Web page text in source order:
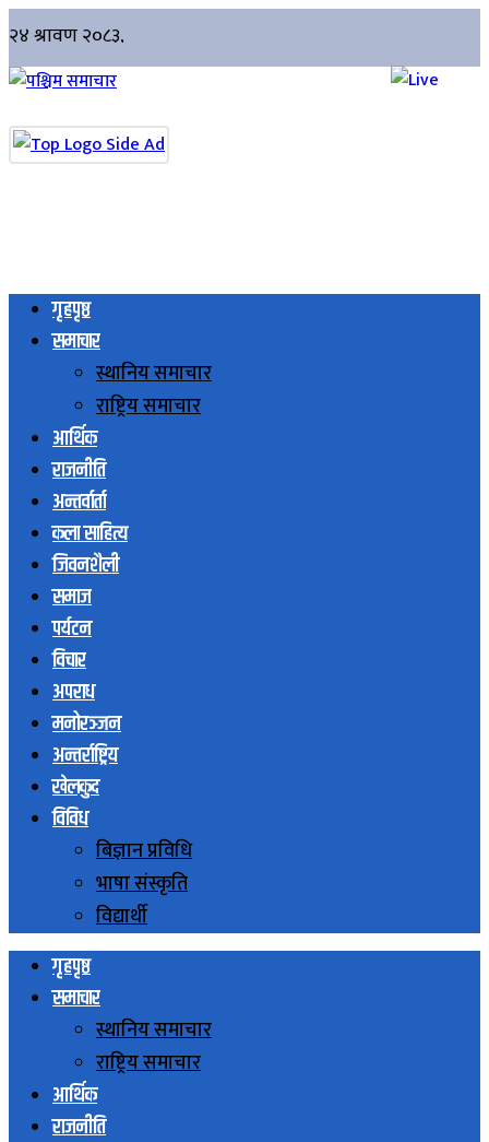
गृहपृष्ठ
समाचार
स्थानिय समाचार
राष्ट्रिय समाचार
आर्थिक
राजनीति
अन्तर्वार्ता
कला साहित्य
जिवनशैली
समाज
पर्यटन
विचार
अपराध
मनोरञ्जन
अन्तर्राष्ट्रिय
खेलकुद
विविध
बिज्ञान प्रविधि
भाषा संस्कृति
विद्यार्थी
गृहपृष्ठ
समाचार
स्थानिय समाचार
राष्ट्रिय समाचार
आर्थिक
राजनीति